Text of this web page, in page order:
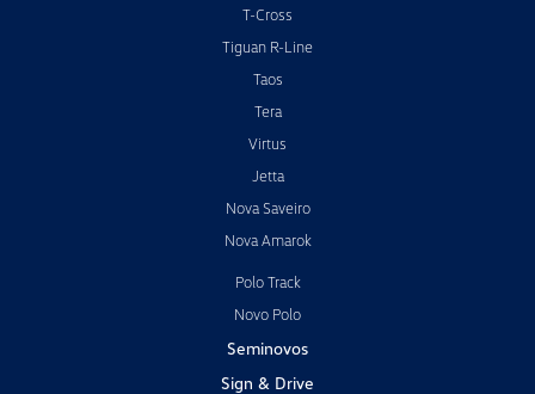
T-Cross
Tiguan R-Line
Taos
Tera
Virtus
Jetta
Nova Saveiro
Nova Amarok
Polo Track
Novo Polo
Seminovos
Sign & Drive